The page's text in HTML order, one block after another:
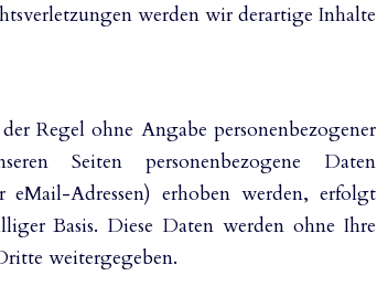
werden wir derartige Inhalte
Regel ohne Angabe personenbezogener
Seiten personenbezogene Daten
eMail-Adressen) erhoben werden, erfolgt
Basis. Diese Daten werden ohne Ihre
weitergegeben.